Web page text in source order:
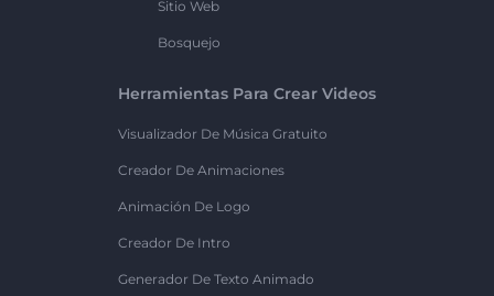
Sitio Web
Bosquejo
Herramientas Para Crear Videos
Visualizador De Música Gratuito
Creador De Animaciones
Animación De Logo
Creador De Intro
Generador De Texto Animado